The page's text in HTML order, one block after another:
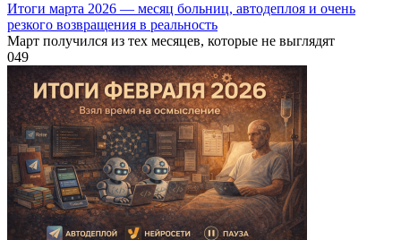
Итоги марта 2026 — месяц больниц, автодеплоя и очень
резкого возвращения в реальность
Март получился из тех месяцев, которые не выглядят
049